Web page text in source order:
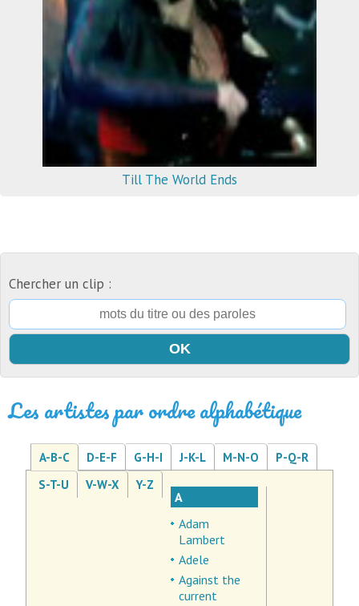
Till The World Ends
Chercher un clip :
Les artistes par ordre alphabétique
A-B-C D-E-F G-H-I J-K-L M-N-O
P-Q-R
S-T-U
V-W-X Y-Z
A
Adam
Lambert
Adele
Against the
current